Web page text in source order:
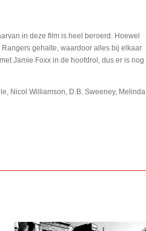
in deze film is heel beroerd. Hoewel
gehalte, waardoor alles bij elkaar
Jamie Foxx in de hoofdrol, dus er is nog
Nicol Williamson, D.B. Sweeney, Melinda